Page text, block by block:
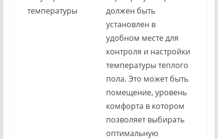
температуры
должен быть
установлен в
удобном месте для
контроля и настройки
температуры теплого
пола. Это может быть
помещение, уровень
комфорта в котором
позволяет выбирать
оптимальную